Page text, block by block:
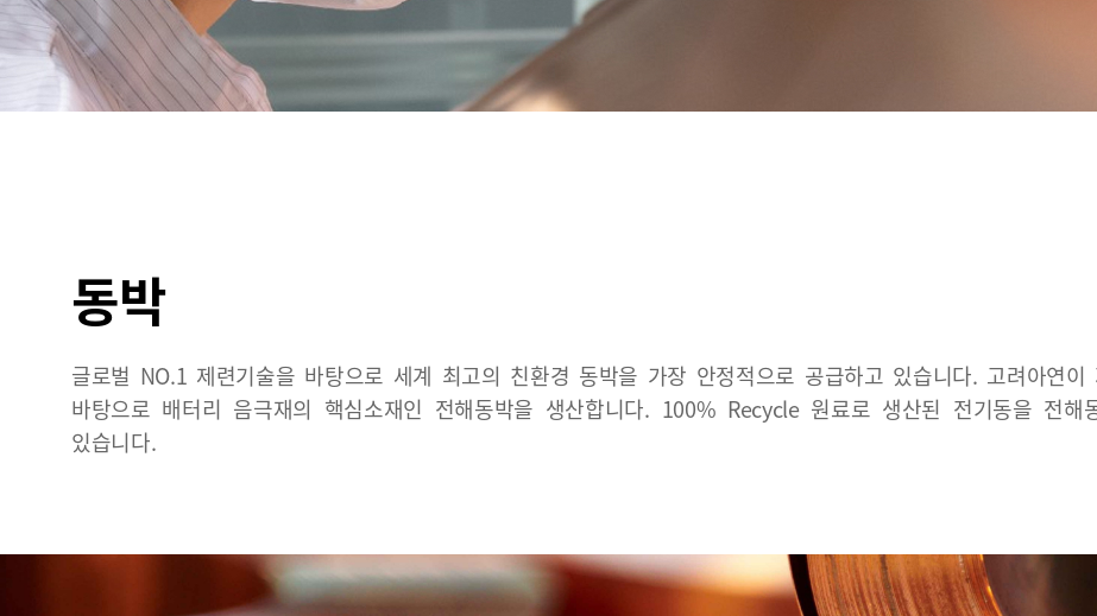
동박
글로벌 NO.1 제련기술을 바탕으로 세계 최고의 친환경 동박을 가장 안정적으로 공급하고 있습니다. 고려아연
바탕으로 배터리 음극재의 핵심소재인 전해동박을 생산합니다. 100% Recycle 원료로 생산된 전기동을 전해
있습니다.